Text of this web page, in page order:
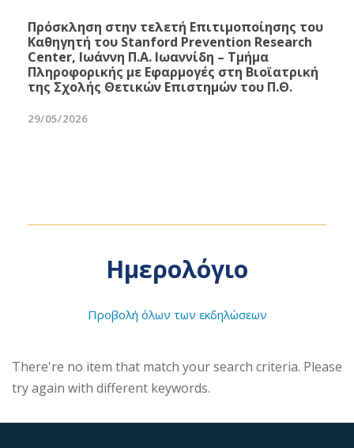
Πρόσκληση στην τελετή Επιτιμοποίησης του
Καθηγητή του Stanford Prevention Research
Center, Ιωάννη Π.Α. Ιωαννίδη – Τμήμα
Πληροφορικής με Εφαρμογές στη Βιοϊατρική
της Σχολής Θετικών Επιστημών του Π.Θ.
29/05/2026
Ημερολόγιο
Προβολή όλων των εκδηλώσεων
There're no item that match your search criteria. Please
try again with different keywords.